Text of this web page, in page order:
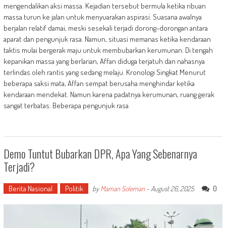
mengendalikan aksi massa. Kejadian tersebut bermula ketika ribuan
massa turun ke jalan untuk menyuarakan aspirasi. Suasana awalnya
berjalan relatif damai, meski sesekali terjadi dorong-dorongan antara
aparat dan pengunjuk rasa. Namun, situasi memanas ketika kendaraan
taktis mulai bergerak maju untuk membubarkan kerumunan. Di tengah
kepanikan massa yang berlarian, Affan diduga terjatuh dan nahasnya
terlindas oleh rantis yang sedang melaju. Kronologi Singkat Menurut
beberapa saksi mata, Affan sempat berusaha menghindar ketika
kendaraan mendekat. Namun karena padatnya kerumunan, ruang gerak
sangat terbatas. Beberapa pengunjuk rasa
Demo Tuntut Bubarkan DPR, Apa Yang Sebenarnya
Terjadi?
Berita Nasional Politik byMaman Soleman- August 26, 2025 0